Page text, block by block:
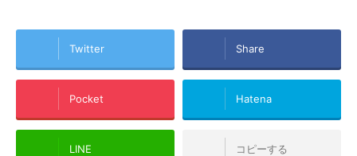
Twitter Share
Pocket Hatena
LINE コピーする